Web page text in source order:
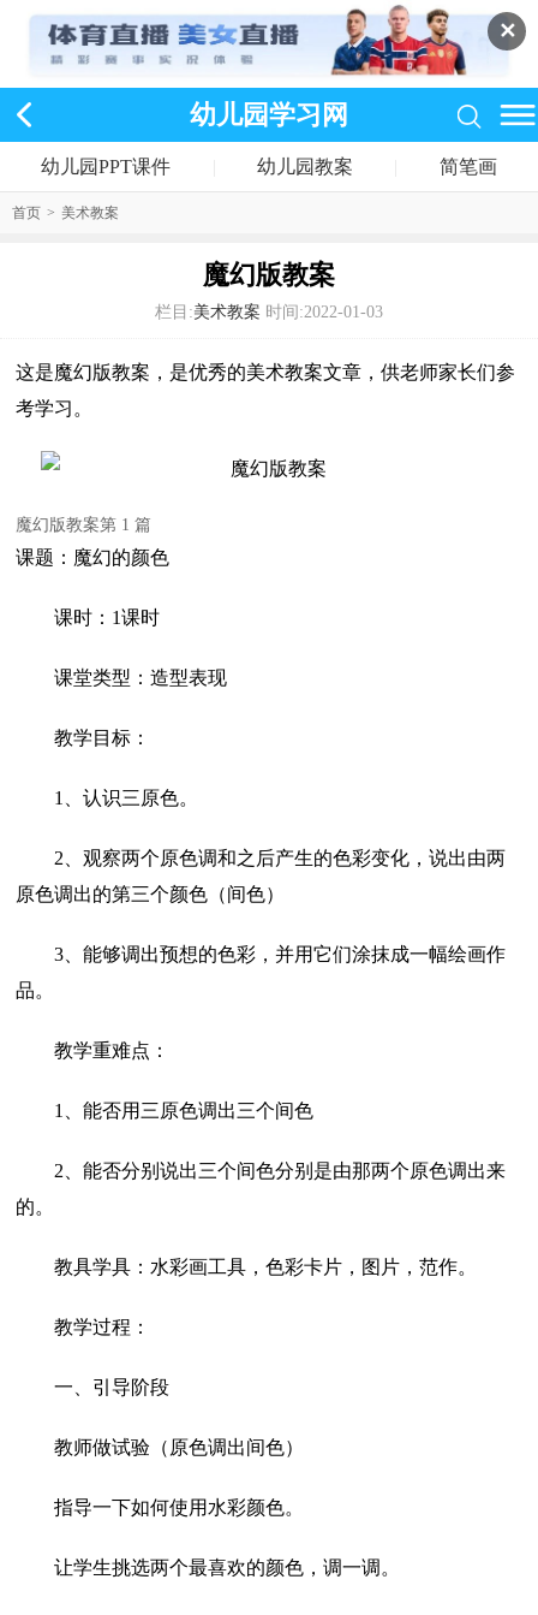
✕
幼儿园学习网
幼儿园PPT课件 幼儿园教案 简笔画
首页 > 美术教案
魔幻版教案
栏目:美术教案 时间:2022-01-03
这是魔幻版教案，是优秀的美术教案文章，供老师家长们参
考学习。
魔幻版教案第 1 篇
课题：魔幻的颜色
课时：1课时
课堂类型：造型表现
教学目标：
1、认识三原色。
2、观察两个原色调和之后产生的色彩变化，说出由两
原色调出的第三个颜色（间色）
3、能够调出预想的色彩，并用它们涂抹成一幅绘画作
品。
教学重难点：
1、能否用三原色调出三个间色
2、能否分别说出三个间色分别是由那两个原色调出来
的。
教具学具：水彩画工具，色彩卡片，图片，范作。
教学过程：
一、引导阶段
教师做试验（原色调出间色）
指导一下如何使用水彩颜色。
让学生挑选两个最喜欢的颜色，调一调。